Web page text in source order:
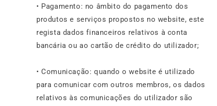
• Pagamento: no âmbito do pagamento dos
produtos e serviços propostos no website, este
regista dados financeiros relativos à conta
bancária ou ao cartão de crédito do utilizador;
• Comunicação: quando o website é utilizado
para comunicar com outros membros, os dados
relativos às comunicações do utilizador são